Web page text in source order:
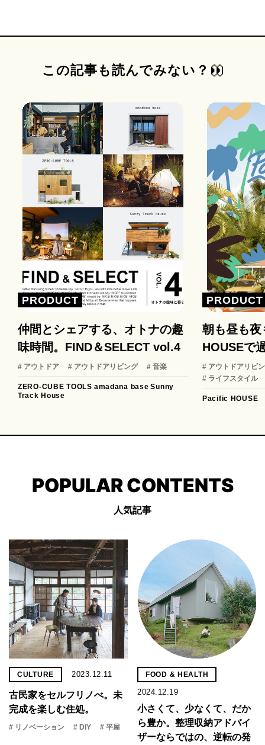
この記事も読んでみない？
PRODUCT
仲間とシェアする、オトナの趣
味時間。FIND＆SELECT vol.4
# アウトドア # アウトドアリビング # 音楽
ZERO-CUBE TOOLS amadana base Sunny
Track House
PRODUCT
朝も昼も
HOUSEで
# アウトドアリビ
# ライフスタイル
Pacific HOUSE
POPULAR CONTENTS
人気記事
CULTURE 2023.12.11
古民家をセルフリノべ。未
完成を楽しむ住処。
# リノベーション # DIY # 平屋
FOOD & HEALTH
2024.12.19
小さくて、少なくて、だか
ら豊か。整理収納アドバイ
ザーならではの、逆転の発